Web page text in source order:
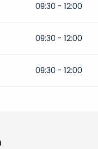
09:30 - 12:00
09:30 - 12:00
09:30 - 12:00